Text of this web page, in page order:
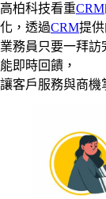
高柏科技看重CRM
化，透過CRM提供
業務員只要一拜
能即時回饋，
讓客戶服務與商機